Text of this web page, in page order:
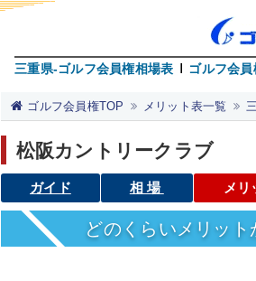
三重県-ゴルフ会員権相場表 ゴルフ会
ゴルフ会員権TOP メリット表一覧
松阪カントリークラブ
ガイド 相場 メリ
どのくらいメリッ